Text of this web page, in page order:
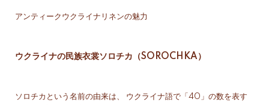
アンティークウクライナリネンの魅力
ウクライナの民族衣裳ソロチカ（SOROCHKA）
ソロチカという名前の由来は、 ウクライナ語で「40」の数を表す